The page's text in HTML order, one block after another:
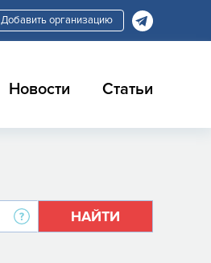
Добавить организацию
Новости Статьи
НАЙТИ